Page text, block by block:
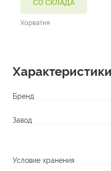
СО СКЛАДА
Хорватия
Характеристики
Бренд
Завод
Условие хранения